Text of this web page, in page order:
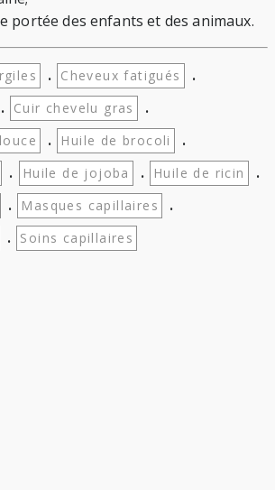
portée des enfants et des animaux.
. Cheveux fatigués .
. Cuir chevelu gras .
. Huile de brocoli .
. Huile de jojoba . Huile de ricin .
. Masques capillaires .
. Soins capillaires